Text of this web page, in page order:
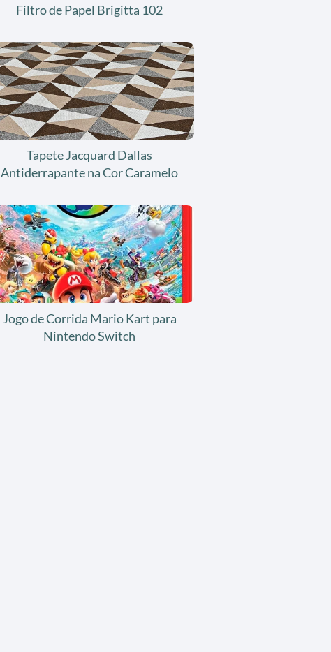
Filtro de Papel Brigitta 102
Tapete Jacquard Dallas
Antiderrapante na Cor Caramelo
Jogo de Corrida Mario Kart para
Nintendo Switch